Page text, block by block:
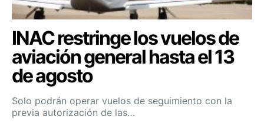
INAC restringe los vuelos de
aviación general hasta el 13
de agosto
Solo podrán operar vuelos de seguimiento con la
previa autorización de las…